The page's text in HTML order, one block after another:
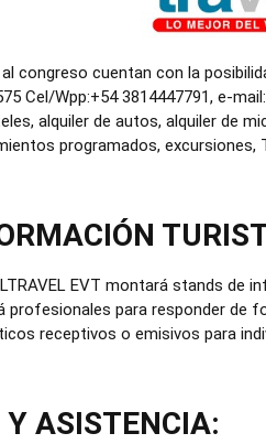
congreso cuentan con la
Cel/Wpp:+54 3814447791, e-mail:
alquiler de autos, alquiler de
programados,
EVT montará stands de
profesionales para responder de
receptivos o emisivos para
Y ASISTENCIA: